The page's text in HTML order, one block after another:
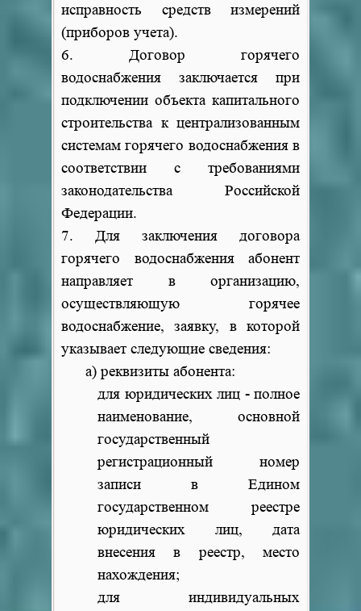
исправность средств измерений
(приборов учета).
6. Договор горячего
водоснабжения заключается при
подключении объекта капитального
строительства к централизованным
системам горячего водоснабжения в
соответствии с требованиями
законодательства Российской
Федерации.
7. Для заключения договора
горячего водоснабжения абонент
направляет в организацию,
осуществляющую горячее
водоснабжение, заявку, в которой
указывает следующие сведения:
а) реквизиты абонента:
для юридических лиц - полное
наименование, основной
государственный
регистрационный номер
записи в Едином
государственном реестре
юридических лиц, дата
внесения в реестр, место
нахождения;
для индивидуальных